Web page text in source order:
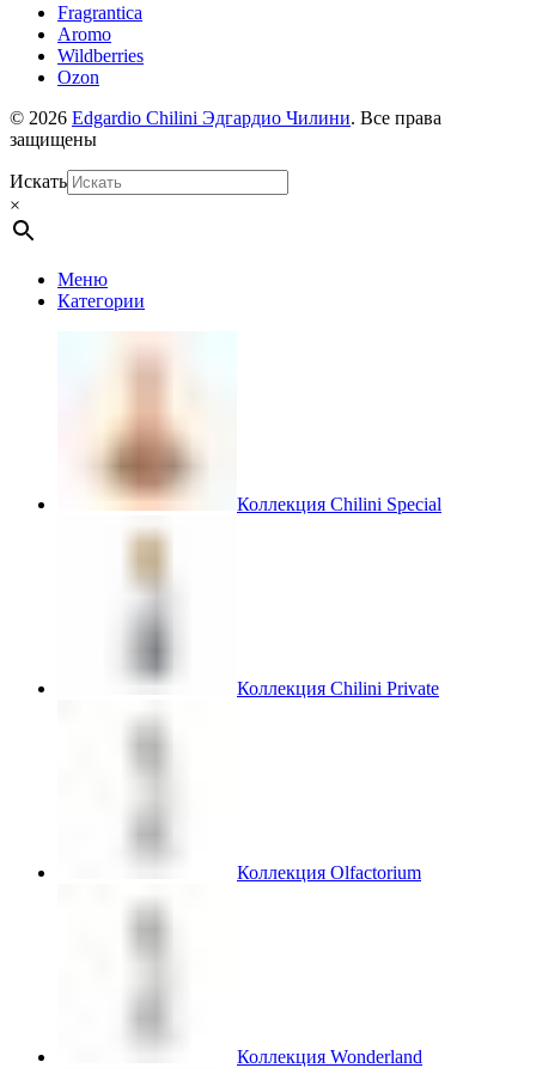
Fragrantica
Aromo
Wildberries
Ozon
© 2026 Edgardio Chilini Эдгардио Чилини. Все права
защищены
Искать
×
Меню
Категории
Коллекция Chilini Special
Коллекция Chilini Private
Коллекция Olfactorium
Коллекция Wonderland